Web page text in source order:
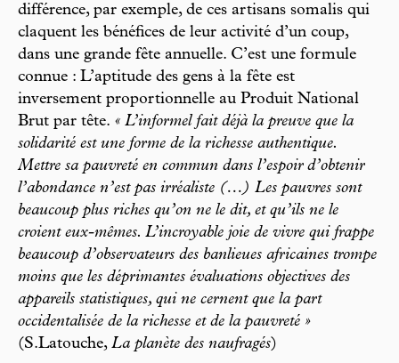
différence, par exemple, de ces artisans somalis qui
claquent les bénéfices de leur activité d’un coup,
dans une grande fête annuelle. C’est une formule
connue : L’aptitude des gens à la fête est
inversement proportionnelle au Produit National
Brut par tête. « L’informel fait déjà la preuve que la
solidarité est une forme de la richesse authentique.
Mettre sa pauvreté en commun dans l’espoir d’obtenir
l’abondance n’est pas irréaliste (…) Les pauvres sont
beaucoup plus riches qu’on ne le dit, et qu’ils ne le
croient eux-mêmes. L’incroyable joie de vivre qui frappe
beaucoup d’observateurs des banlieues africaines trompe
moins que les déprimantes évaluations objectives des
appareils statistiques, qui ne cernent que la part
occidentalisée de la richesse et de la pauvreté »
(S.Latouche, La planète des naufragés)